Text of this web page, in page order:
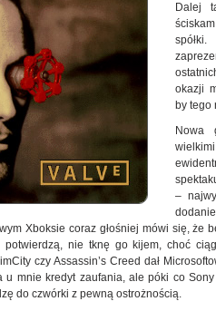
Dalej
okazji
by tego
Nowa
–
Xboksie coraz głośniej mówi się, że
nie tknę go kijem, choć
czy Assassin’s Creed dał
u mnie kredyt zaufania, ale póki co
do czwórki z pewną ostrożnością.